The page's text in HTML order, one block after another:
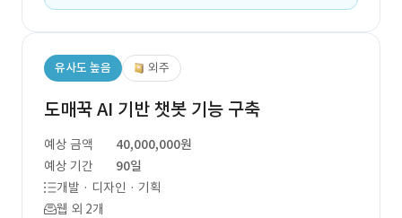
유사도 높음 외주
도매꾹 AI 기반 챗봇 기능 구축
예상 금액
40,000,000원
예상 기간
90일
개발 · 디자인 · 기획
웹 외 2개